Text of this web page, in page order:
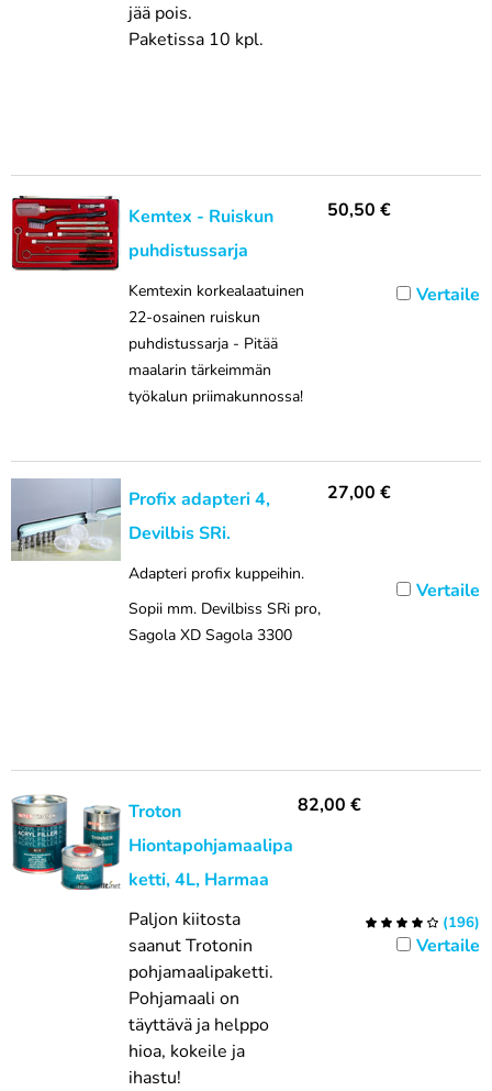
jää pois.
Paketissa 10 kpl.
Kemtex - Ruiskun
puhdistussarja
Kemtexin korkealaatuinen
22-osainen ruiskun
puhdistussarja - Pitää
maalarin tärkeimmän
työkalun priimakunnossa!
50,50 €
Vertaile
Profix adapteri 4,
Devilbis SRi.
Adapteri profix kuppeihin.
Sopii mm. Devilbiss SRi pro,
Sagola XD Sagola 3300
27,00 €
Vertaile
Troton
Hiontapohjamaalipa
ketti, 4L, Harmaa
Paljon kiitosta
saanut Trotonin
pohjamaalipaketti.
Pohjamaali on
täyttävä ja helppo
hioa, kokeile ja
ihastu!
82,00 €
(196)
Vertaile